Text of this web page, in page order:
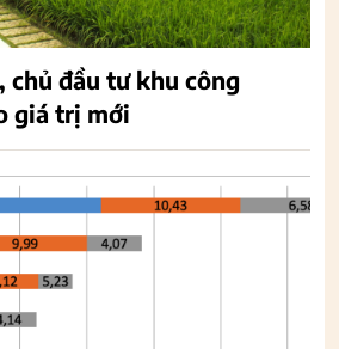
chủ đầu tư khu công
giá trị mới